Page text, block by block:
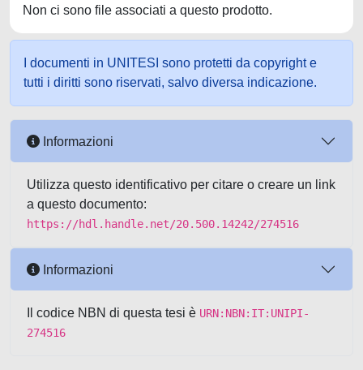
Non ci sono file associati a questo prodotto.
I documenti in UNITESI sono protetti da copyright e
tutti i diritti sono riservati, salvo diversa indicazione.
Informazioni
Utilizza questo identificativo per citare o creare un link
a questo documento:
https://hdl.handle.net/20.500.14242/274516
Informazioni
Il codice NBN di questa tesi è URN:NBN:IT:UNIPI-
274516